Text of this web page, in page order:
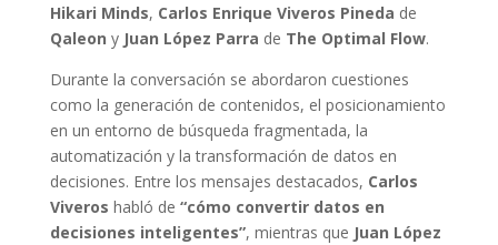
Hikari Minds, Carlos Enrique Viveros Pineda de
Qaleon y Juan López Parra de The Optimal Flow.
Durante la conversación se abordaron cuestiones
como la generación de contenidos, el posicionamiento
en un entorno de búsqueda fragmentada, la
automatización y la transformación de datos en
decisiones. Entre los mensajes destacados, Carlos
Viveros habló de “cómo convertir datos en
decisiones inteligentes”, mientras que Juan López